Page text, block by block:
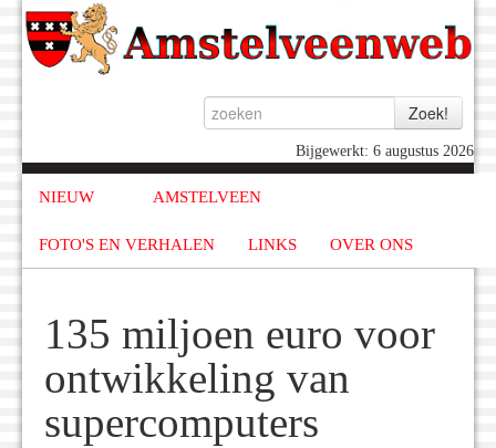
Bijgewerkt: 6 augustus 2026
NIEUW AMSTELVEEN
FOTO'S EN VERHALEN LINKS OVER ONS
135 miljoen euro voor
ontwikkeling van
supercomputers